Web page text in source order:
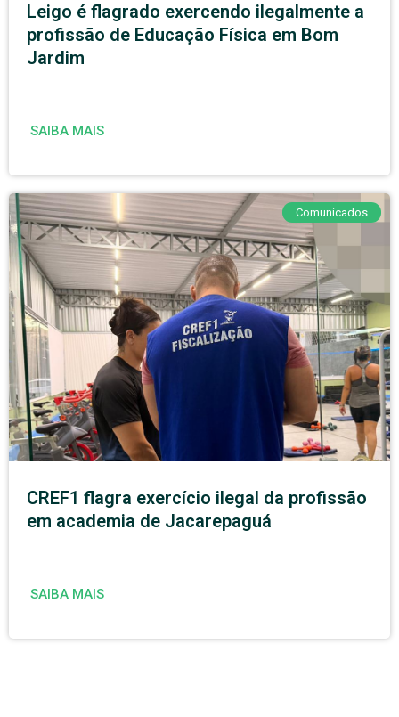
Leigo é flagrado exercendo ilegalmente a
profissão de Educação Física em Bom
Jardim
SAIBA MAIS
Comunicados
CREF1 flagra exercício ilegal da profissão
em academia de Jacarepaguá
SAIBA MAIS